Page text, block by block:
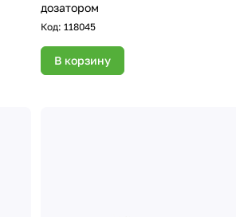
дозатором
Код: 118045
В корзину